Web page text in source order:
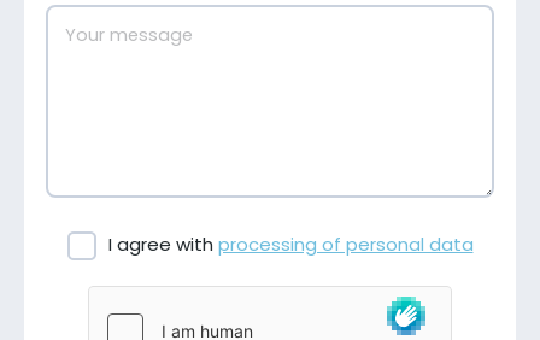
I agree with processing of personal data